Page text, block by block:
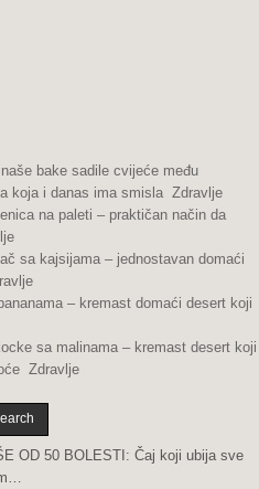
bake sadile cvijeće među
koja i danas ima smisla Zdravlje
na paleti – praktičan način da
sa kajsijama – jednostavan domaći
– kremast domaći desert koji
sa malinama – kremast desert koji
Zdravlje
OD 50 BOLESTI: Čaj koji ubija sve